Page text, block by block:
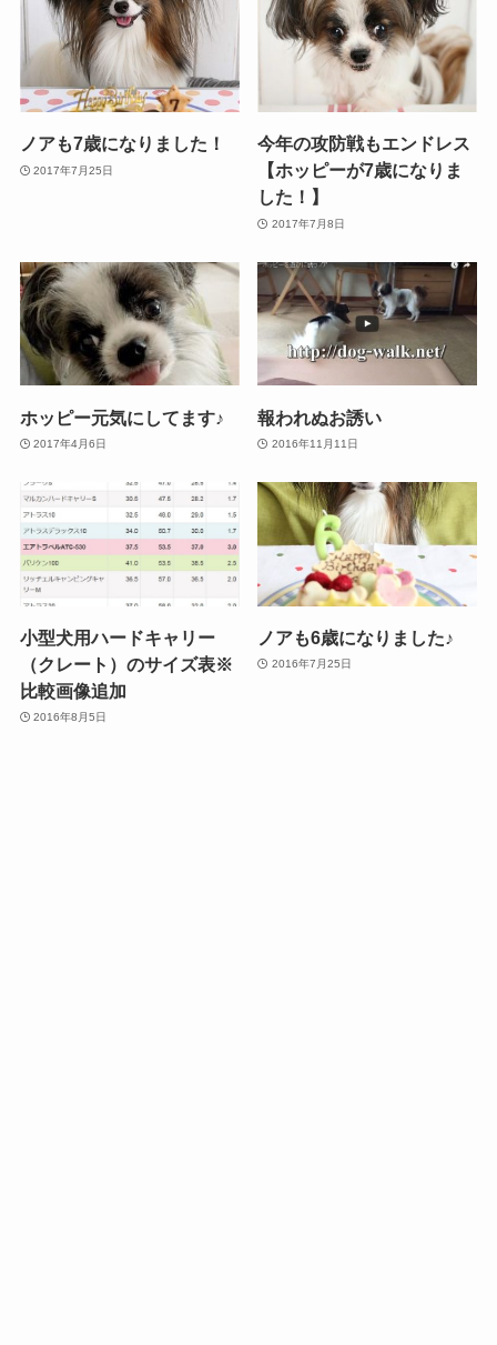
ノアも7歳になりました！
2017年7月25日
今年の攻防戦もエンドレス
【ホッピーが7歳になりま
した！】
2017年7月8日
ホッピー元気にしてます♪
2017年4月6日
報われぬお誘い
2016年11月11日
小型犬用ハードキャリー
（クレート）のサイズ表※
比較画像追加
2016年8月5日
ノアも6歳になりました♪
2016年7月25日